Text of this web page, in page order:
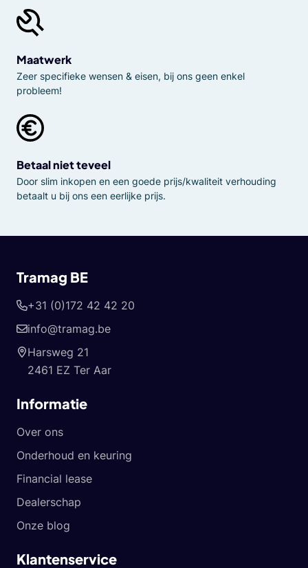
Maatwerk
Zeer specifieke wensen & eisen, bij ons geen enkel
probleem!
Betaal niet teveel
Door slim inkopen en een goede prijs/kwaliteit verhouding
betaalt u bij ons een eerlijke prijs.
Tramag BE
+31 (0)172 42 42 20
info@tramag.be
Harsweg 21
2461 EZ Ter Aar
Informatie
Over ons
Onderhoud en keuring
Financial lease
Dealerschap
Onze blog
Klantenservice